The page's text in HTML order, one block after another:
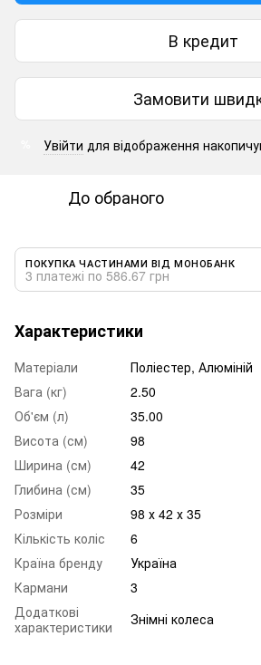
В кредит
Замовити
Увійти для відображення
До обраного
ПОКУПКА ЧАСТИНАМИ ВІД МОНОБАНК
3 платежі по 586.67 грн
Характеристики
Матеріали
Поліестер, Алюміній
Вага (кг)
2.50
Об'єм (л)
35.00
Висота (см)
98
Ширина (см)
42
Глибина (см)
35
Розміри
98 х 42 х 35
Кількість коліс
6
Країна бренду
Україна
Кармани
3
Додаткові
характеристики
Знімні колеса